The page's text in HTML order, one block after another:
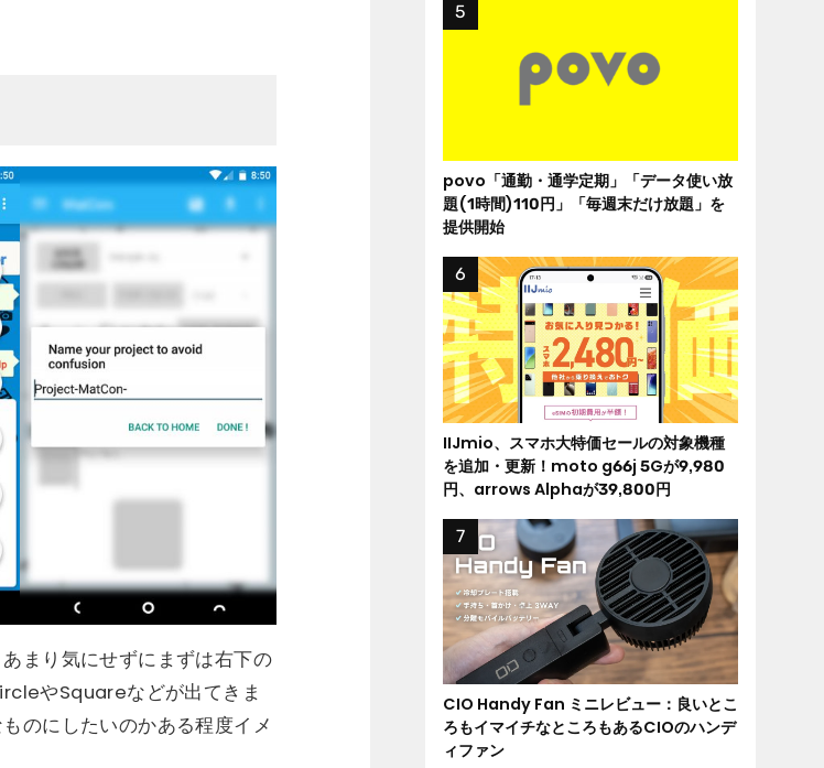
まり気にせずにまずは右下の
やSquareなどが出てきま
のにしたいのかある程度イメ
povo「通勤・通学定期」「データ使い放
題(1時間)110円」「毎週末だけ放題」を
提供開始
IIJmio、スマホ大特価セールの対象機種
を追加・更新！moto g66j 5Gが9,980
円、arrows Alphaが39,800円
CIO Handy Fan ミニレビュー：良いとこ
ろもイマイチなところもあるCIOのハンデ
ィファン